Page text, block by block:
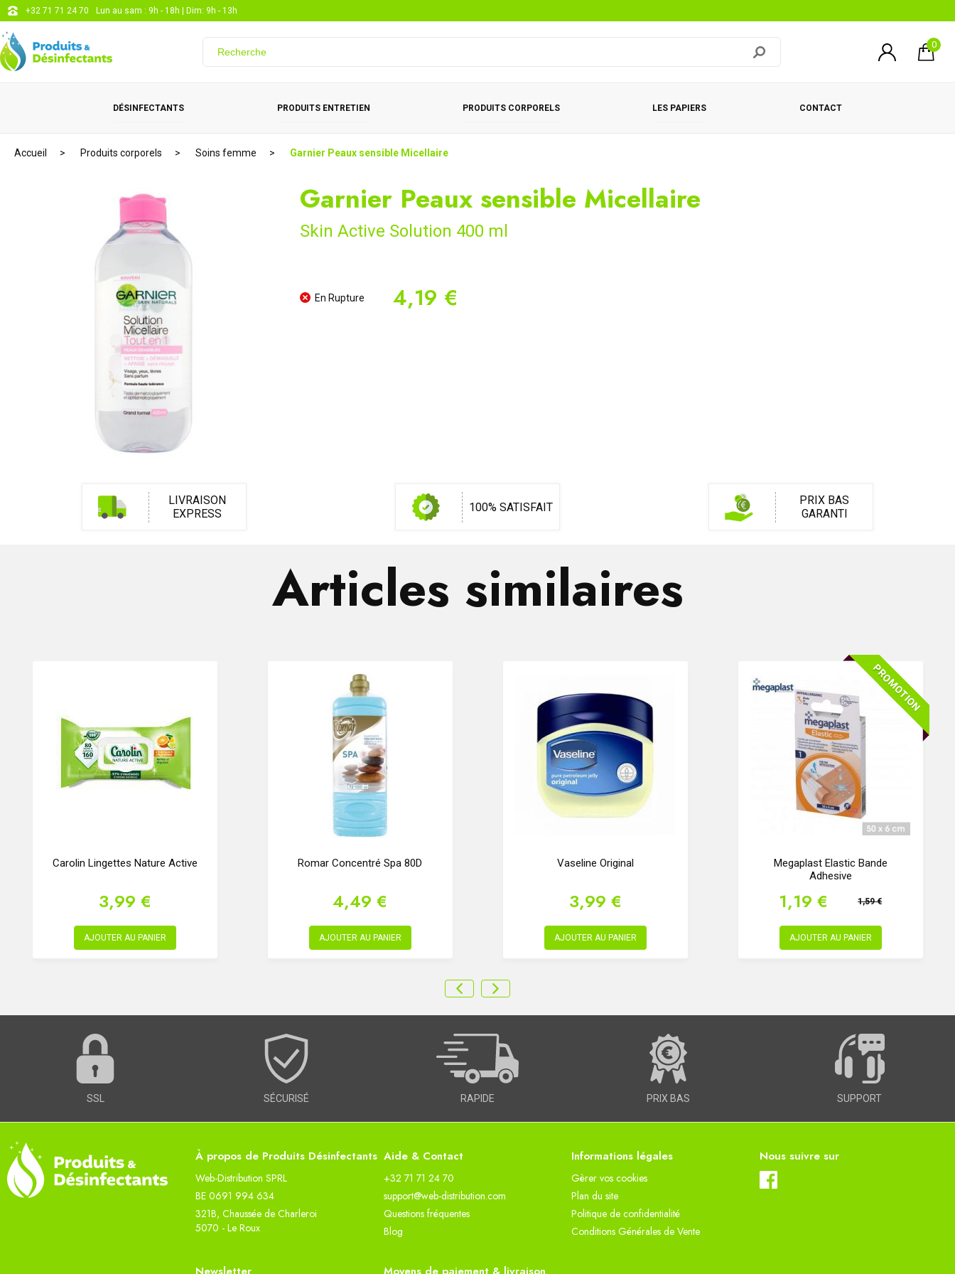
+32 71 71 24 70 Lun au sam : 9h - 18h | Dim: 9h - 13h
0
DÉSINFECTANTS PRODUITS ENTRETIEN PRODUITS CORPORELS LES PAPIERS CONTACT
Accueil Produits corporels Soins femme Garnier Peaux sensible Micellaire
Garnier Peaux sensible Micellaire
Skin Active Solution 400 ml
En Rupture 4,19 €
LIVRAISON
EXPRESS
100% SATISFAIT
PRIX BAS
GARANTI
Articles similaires
Carolin Lingettes Nature Active
3,99 €
AJOUTER AU PANIER
Romar Concentré Spa 80D
4,49 €
AJOUTER AU PANIER
Vaseline Original
3,99 €
AJOUTER AU PANIER
PROMOTION
Megaplast Elastic Bande
Adhesive
1,19 € 1,59 €
AJOUTER AU PANIER
SSL SÉCURISÉ RAPIDE PRIX BAS SUPPORT
À propos de Produits Désinfectants
Web-Distribution SPRL
BE 0691 994 634
321B, Chaussée de Charleroi
5070 - Le Roux
Aide & Contact
+32 71 71 24 70
support@web-distribution.com
Questions fréquentes
Blog
Informations légales
Gèrer vos cookies
Plan du site
Politique de confidentialité
Conditions Générales de Vente
Nous suivre sur